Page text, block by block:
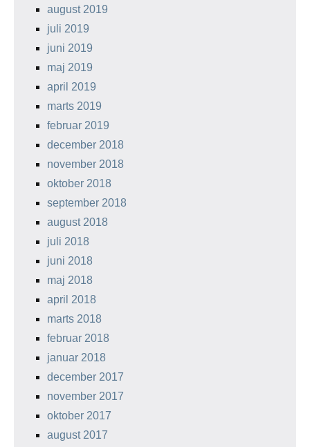
august 2019
juli 2019
juni 2019
maj 2019
april 2019
marts 2019
februar 2019
december 2018
november 2018
oktober 2018
september 2018
august 2018
juli 2018
juni 2018
maj 2018
april 2018
marts 2018
februar 2018
januar 2018
december 2017
november 2017
oktober 2017
august 2017